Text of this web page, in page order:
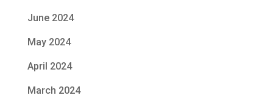
June 2024
May 2024
April 2024
March 2024